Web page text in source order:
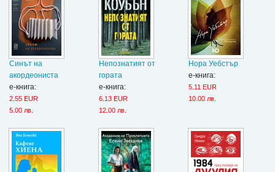
Синът на
акордеониста
е-книга:
2.55 EUR
5.00 лв.
Непознатият от
гората
е-книга:
6.13 EUR
12.00 лв.
Нора Уебстър
е-книга:
5.11 EUR
10.00 лв.